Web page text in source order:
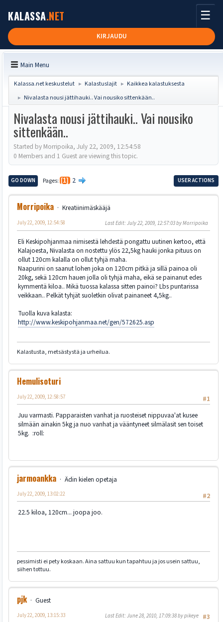
KALASSA.NET
KIRJAUDU
☰
Main Menu
Kalassa.net keskustelut ► Kalastuslajit ► Kaikkea kalastuksesta
► Nivalasta nousi jättihauki.. Vai nousiko sittenkään..
Nivalasta nousi jättihauki.. Vai nousiko
sittenkään..
Started by Morripoika, July 22, 2009, 12:54:58
0 Members and 1 Guest are viewing this topic.
GO DOWN Pages 1 2 USER ACTIONS
Morripoika Kreatiinimäskääjä
July 22, 2009, 12:54:58 Last Edit: July 22, 2009, 12:57:03 by Morripoika
Eli Keskipohjanmaa nimisestä lehdestä pongattu uutinen kertoo, että
Kalajoesta, Nivalasta on nostettu ylös 22,5kg hauki jonka pituus on
ollut 120cm kalalla on ollut tyhjä maha.
Naapurini on saanut lohen joka on 120cm pitkä ja sillä painoa oli
20kg, sekä 120cm hauen jolla oli tyhjä maha, eikä se painanut edes
kymmentä kiloa.. Mikä tuossa kalassa sitten painoi? Lbs puntarissa
veikkaan.. Pelkät tyhjät suoletkin olivat painaneet 4,5kg..
Tuolla kuva kalasta:
http://www.keskipohjanmaa.net/gen/572625.asp
Kalastusta, metsästystä ja urheilua.
Hemulisoturi
#1
July 22, 2009, 12:58:57
Juu varmasti. Papparaisten vanhat ja ruosteiset nippuvaa'at kusee
silmään ainakin 5kg ja nuo vanhat ja vääntyneet silmälasit sen toiset
5kg. :roll:
jarmoankka
Ädin kielen opetaja
#2
July 22, 2009, 13:02:22
22.5 kiloa, 120cm... joopa joo.
pessimisti ei pety koskaan. Aina sattuu kun tapahtuu ja jos usein sattuu,
siihen tottuu.
pjk
Guest
#3
July 22, 2009, 13:15:33 Last Edit: June 28, 2010, 17:09:38 by pikeye